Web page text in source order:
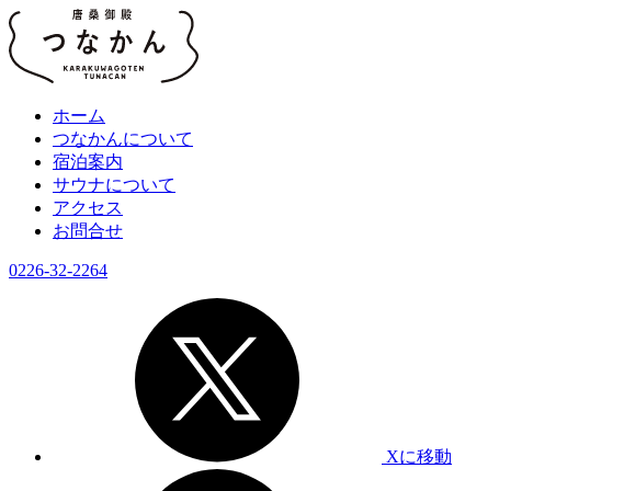
ホーム
つなかんについて
宿泊案内
サウナについて
アクセス
お問合せ
0226-32-2264
Xに移動